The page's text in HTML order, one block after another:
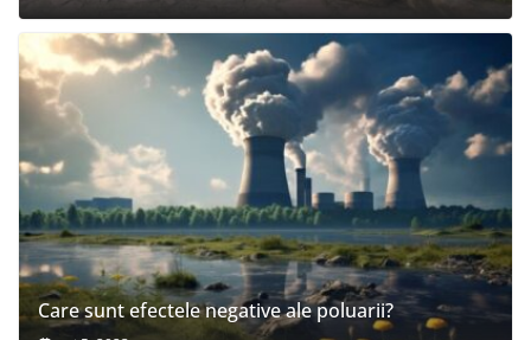
Care sunt efectele negative ale poluarii?